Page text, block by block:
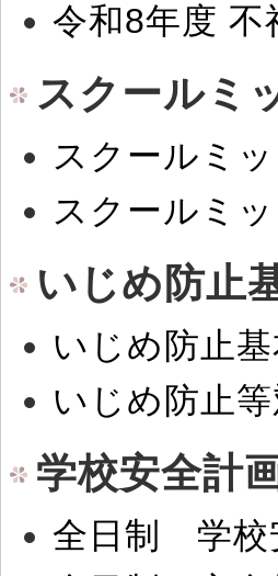
令和8年度
スクールミ
スクールミ
スクールミ
いじめ防止
いじめ防止
いじめ防止
学校安全計
全日制 学校